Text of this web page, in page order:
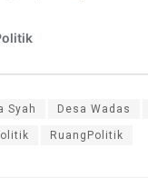
Syah Desa Wadas
RuangPolitik